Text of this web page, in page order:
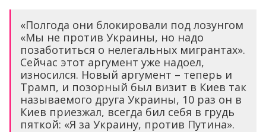
«Полгода они блокировали под лозунгом
«Мы не против Украины, но надо
позаботиться о нелегальных мигрантах».
Сейчас этот аргумент уже надоел,
износился. Новый аргумент – теперь и
Трамп, и позорный был визит в Киев так
называемого друга Украины, 10 раз он в
Киев приезжал, всегда бил себя в грудь
пяткой: «Я за Украину, против Путина».